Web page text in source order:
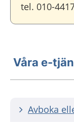
tel. 010-
Våra e-
Avboka